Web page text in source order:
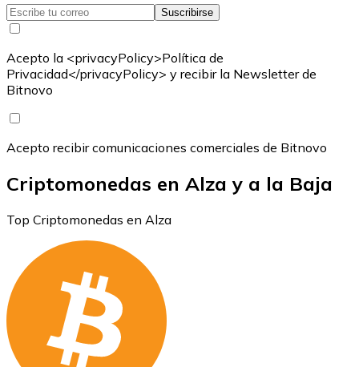
Suscribirse
Acepto la <privacyPolicy>Política de
Privacidad</privacyPolicy> y recibir la Newsletter de
Bitnovo
Acepto recibir comunicaciones comerciales de Bitnovo
Criptomonedas en Alza y a la Baja
Top Criptomonedas en Alza